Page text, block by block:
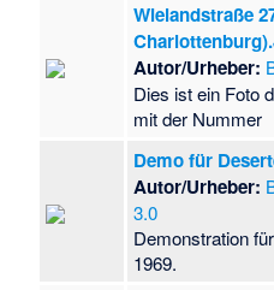
Wielandstraße
Autor/Urheber:
Dies ist ein Foto
mit der Nummer
Demo für
Autor/Urheber:
3.0
Demonstration
1969.